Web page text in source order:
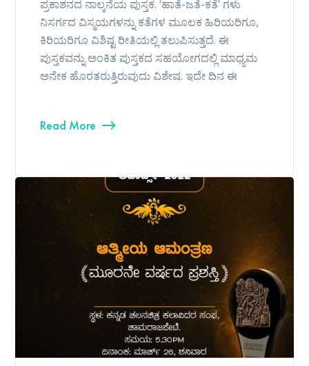
ಪ್ರಕಾಶನದ ನಾಲ್ಕನೆಯ ಪುಸ್ತಕ. ‘ಹಾತೆ-ಜತೆ-ಕತೆ’ ಗಳು
ನಿಸರ್ಗದ ವಿಸ್ಮಯಗಳನ್ನು ಕತೆಗಳ ಮೂಲಕ ಹಿರಿಯರಿಗೂ,
ಕಿರಿಯರಿಗೂ ವಿಶಿಷ್ಟ ರೀತಿಯಲ್ಲಿ ತಲುಪಿಸುತ್ತದೆ. ಈ
ಪುಸ್ತಕವನ್ನು ಅಂಕಿತ ಪುಸ್ತಕದ ಸಹಯೋಗದಲ್ಲಿ ಮಾಧ್ಯಮ
ಅನೇಕ ಹೊರತರುತ್ತಿರುವುದು ವಿಶೇಷ. ಇದೇ ದಿನ ಈ
Read More